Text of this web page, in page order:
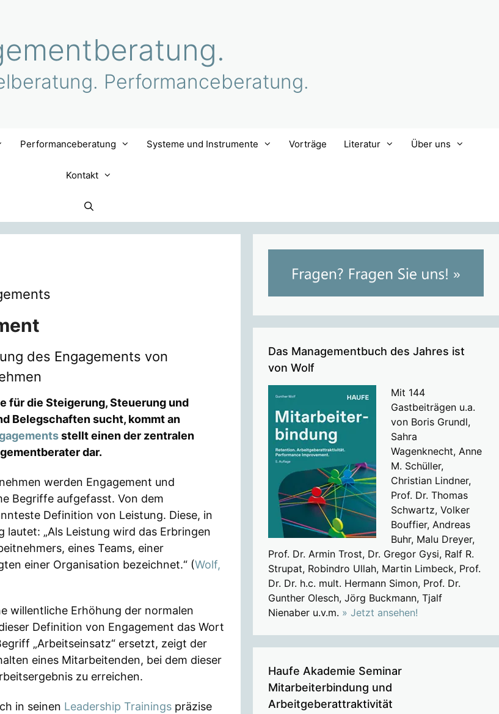
Performanceberatung.
Performanceberatung Systeme und Instrumente Vorträge Literatur Über uns
Kontakt
des Engagements von
für die Steigerung, Steuerung und
Belegschaften sucht, kommt an
stellt einen der zentralen
dar.
werden Engagement und
Begriffe aufgefasst. Von dem
Definition von Leistung. Diese, in
„Als Leistung wird das Erbringen
eines Teams, einer
einer Organisation bezeichnet.“ (Wolf,
willentliche Erhöhung der normalen
Definition von Engagement das Wort
„Arbeitseinsatz“ ersetzt, zeigt der
eines Mitarbeitenden, bei dem dieser
zu erreichen.
in seinen Leadership Trainings präzise
Das Managementbuch des Jahres ist
von Wolf
Mit 144
Gastbeiträgen u.a.
von Boris Grundl,
Sahra
Wagenknecht, Anne
M. Schüller,
Christian Lindner,
Prof. Dr. Thomas
Schwartz, Volker
Bouffier, Andreas
Buhr, Malu Dreyer,
Prof. Dr. Armin Trost, Dr. Gregor Gysi, Ralf R.
Strupat, Robindro Ullah, Martin Limbeck, Prof.
Dr. Dr. h.c. mult. Hermann Simon, Prof. Dr.
Gunther Olesch, Jörg Buckmann, Tjalf
Nienaber u.v.m. » Jetzt ansehen!
Haufe Akademie Seminar
Mitarbeiterbindung und
Arbeitgeberattraktivität